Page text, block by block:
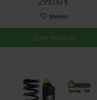
Austauschfedern
Merken
Zum Produkt